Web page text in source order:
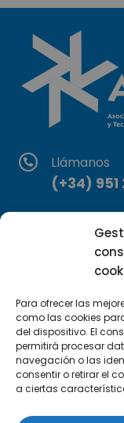
Para ofrecer las
como las cookies
del dispositivo. El
permitirá procesar
navegación o las
consentir o retirar el
a ciertas
Llámanos
(+34) 951
C/Marie
29590